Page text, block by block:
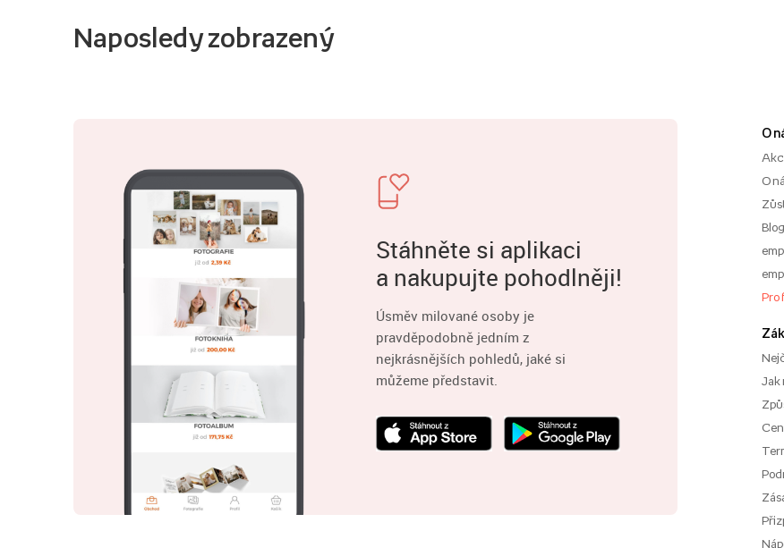
Naposledy zobrazený
Stáhněte si aplikaci
a nakupujte pohodlněji!
Úsměv milované osoby je
pravděpodobně jedním z
nejkrásnějších pohledů, jaké si
můžeme představit.
O
O
Blog
Pro
Jak